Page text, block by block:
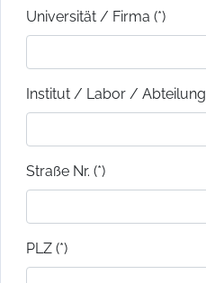
Universität / Firma (*)
Institut / Labor / Abteilung
Straße Nr. (*)
PLZ (*)